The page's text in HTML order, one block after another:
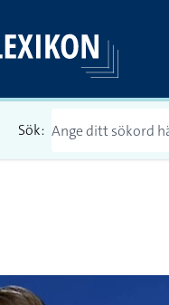
Sök: